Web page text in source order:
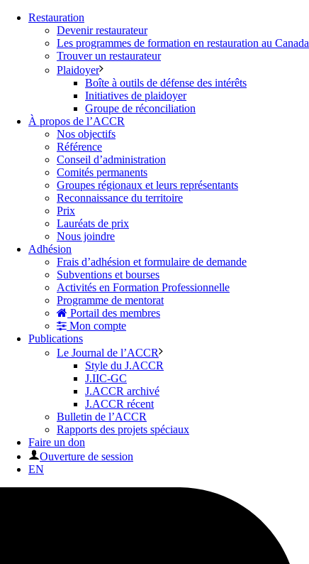
Restauration
Devenir restaurateur
Les programmes de formation en restauration au Canada
Trouver un restaurateur
Plaidoyer
Boîte à outils de défense des intérêts
Initiatives de plaidoyer
Groupe de réconciliation
À propos de l’ACCR
Nos objectifs
Référence
Conseil d’administration
Comités permanents
Groupes régionaux et leurs représentants
Reconnaissance du territoire
Prix
Lauréats de prix
Nous joindre
Adhésion
Frais d’adhésion et formulaire de demande
Subventions et bourses
Activités en Formation Professionnelle
Programme de mentorat
Portail des membres
Mon compte
Publications
Le Journal de l’ACCR
Style du J.ACCR
J.IIC-GC
J.ACCR archivé
J.ACCR récent
Bulletin de l’ACCR
Rapports des projets spéciaux
Faire un don
Ouverture de session
EN